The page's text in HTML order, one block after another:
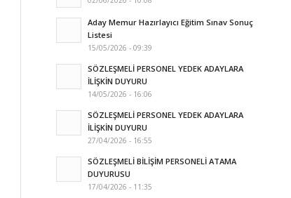
Aday Memur Hazırlayıcı Eğitim Sınav Sonuç
Listesi
15/05/2026 - 09:39
SÖZLEŞMELİ PERSONEL YEDEK ADAYLARA
İLİŞKİN DUYURU
14/05/2026 - 16:06
SÖZLEŞMELİ PERSONEL YEDEK ADAYLARA
İLİŞKİN DUYURU
27/04/2026 - 16:55
SÖZLEŞMELİ BİLİŞİM PERSONELİ ATAMA
DUYURUSU
17/04/2026 - 11:35